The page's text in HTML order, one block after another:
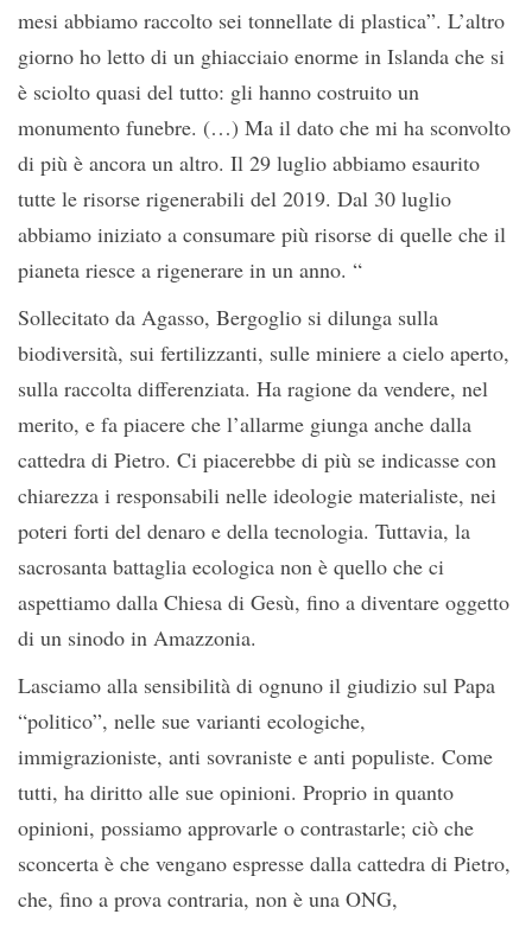
mesi abbiamo raccolto sei tonnellate di plastica”. L’altro
giorno ho letto di un ghiacciaio enorme in Islanda che si
è sciolto quasi del tutto: gli hanno costruito un
monumento funebre. (…) Ma il dato che mi ha sconvolto
di più è ancora un altro. Il 29 luglio abbiamo esaurito
tutte le risorse rigenerabili del 2019. Dal 30 luglio
abbiamo iniziato a consumare più risorse di quelle che il
pianeta riesce a rigenerare in un anno. “
Sollecitato da Agasso, Bergoglio si dilunga sulla
biodiversità, sui fertilizzanti, sulle miniere a cielo aperto,
sulla raccolta differenziata. Ha ragione da vendere, nel
merito, e fa piacere che l’allarme giunga anche dalla
cattedra di Pietro. Ci piacerebbe di più se indicasse con
chiarezza i responsabili nelle ideologie materialiste, nei
poteri forti del denaro e della tecnologia. Tuttavia, la
sacrosanta battaglia ecologica non è quello che ci
aspettiamo dalla Chiesa di Gesù, fino a diventare oggetto
di un sinodo in Amazzonia.
Lasciamo alla sensibilità di ognuno il giudizio sul Papa
“politico”, nelle sue varianti ecologiche,
immigrazioniste, anti sovraniste e anti populiste. Come
tutti, ha diritto alle sue opinioni. Proprio in quanto
opinioni, possiamo approvarle o contrastarle; ciò che
sconcerta è che vengano espresse dalla cattedra di Pietro,
che, fino a prova contraria, non è una ONG,